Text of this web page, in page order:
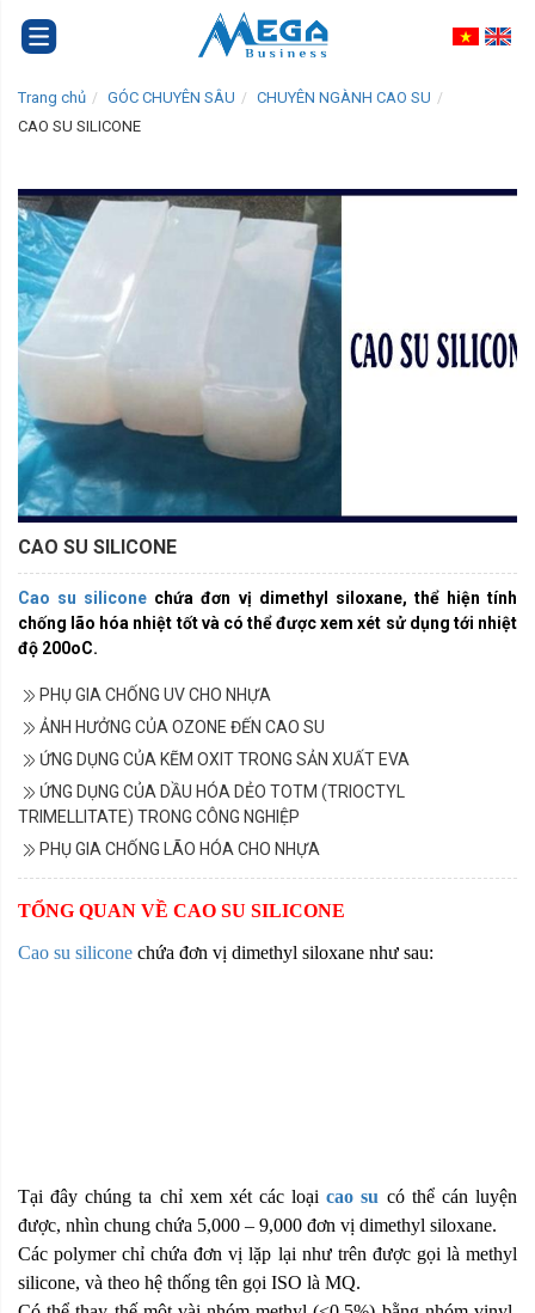
Trang chủ GÓC CHUYÊN SÂU
CHUYÊN NGÀNH CAO SU
CAO SU SILICONE
CAO SU SILICONE
Cao su silicone chứa đơn vị dimethyl siloxane, thể hiện tính
chống lão hóa nhiệt tốt và có thể được xem xét sử dụng tới nhiệt
độ 200oC.
PHỤ GIA CHỐNG UV CHO NHỰA
ẢNH HƯỞNG CỦA OZONE ĐẾN CAO SU
ỨNG DỤNG CỦA KẼM OXIT TRONG SẢN XUẤT EVA
ỨNG DỤNG CỦA DẦU HÓA DẺO TOTM (TRIOCTYL
TRIMELLITATE) TRONG CÔNG NGHIỆP
PHỤ GIA CHỐNG LÃO HÓA CHO NHỰA
TỔNG QUAN VỀ CAO SU SILICONE
Cao su silicone chứa đơn vị dimethyl siloxane như sau:
Tại đây chúng ta chỉ xem xét các loạicao su có thể cán luyện
được, nhìn chung chứa 5,000 – 9,000 đơn vị dimethyl siloxane.
Các polymer chỉ chứa đơn vị lặp lại như trên được gọi là methyl
silicone, và theo hệ thống tên gọi ISO là MQ.